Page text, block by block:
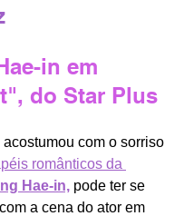
in em
do Star Plus
acostumou com o sorriso
românticos da
Hae-in, pode ter se
a cena do ator em